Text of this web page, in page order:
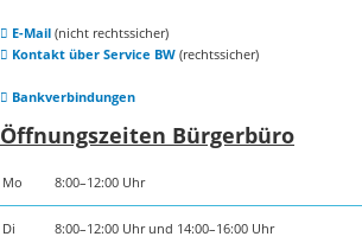
E-Mail(nicht rechtssicher)
Kontakt über Service BW(rechtssicher)
Bankverbindungen
Öffnungszeiten Bürgerbüro
Mo 8:00–12:00 Uhr
Di 8:00–12:00 Uhr und 14:00–16:00 Uhr